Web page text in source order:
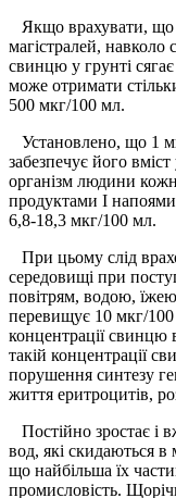
Якщо врахувати, що
магістралей, навколо
свинцю у грунті
може отримати
500 мкг/100 мл.
Установлено, що 1
забезпечує його
організм людини
продуктами І
6,8-18,3 мкг/100 мл.
При цьому слід
середовищі при
повітрям, водою,
перевищує 10 мкг/100
концентрації свинцю
такій концентрації
порушення синтезу
життя еритроцитів,
Постійно зростає і
вод, які скидаються
що найбільша їх
промисловість.